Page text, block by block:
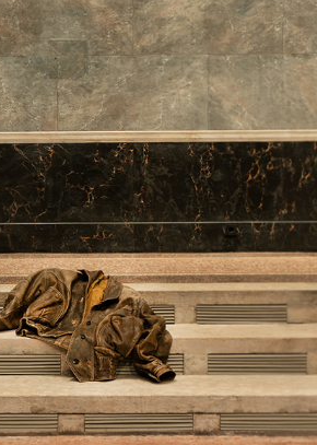
UND KLASSE
2022